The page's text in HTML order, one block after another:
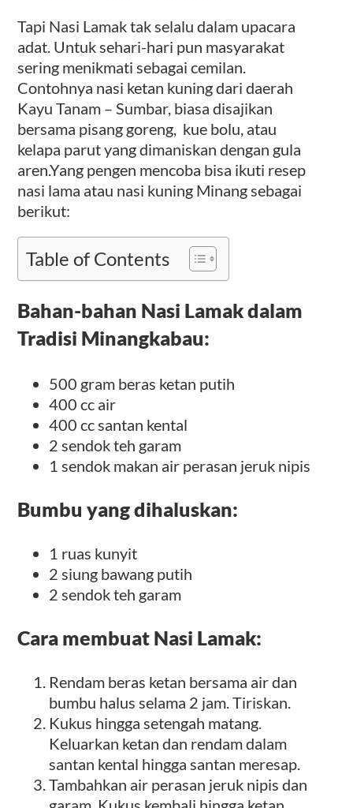
Tapi Nasi Lamak tak selalu dalam upacara
adat. Untuk sehari-hari pun masyarakat
sering menikmati sebagai cemilan.
Contohnya nasi ketan kuning dari daerah
Kayu Tanam – Sumbar, biasa disajikan
bersama pisang goreng, kue bolu, atau
kelapa parut yang dimaniskan dengan gula
aren.Yang pengen mencoba bisa ikuti resep
nasi lama atau nasi kuning Minang sebagai
berikut:
Table of Contents
Bahan-bahan Nasi Lamak dalam
Tradisi Minangkabau:
500 gram beras ketan putih
400 cc air
400 cc santan kental
2 sendok teh garam
1 sendok makan air perasan jeruk nipis
Bumbu yang dihaluskan:
1 ruas kunyit
2 siung bawang putih
2 sendok teh garam
Cara membuat Nasi Lamak:
Rendam beras ketan bersama air dan
bumbu halus selama 2 jam. Tiriskan.
Kukus hingga setengah matang.
Keluarkan ketan dan rendam dalam
santan kental hingga santan meresap.
Tambahkan air perasan jeruk nipis dan